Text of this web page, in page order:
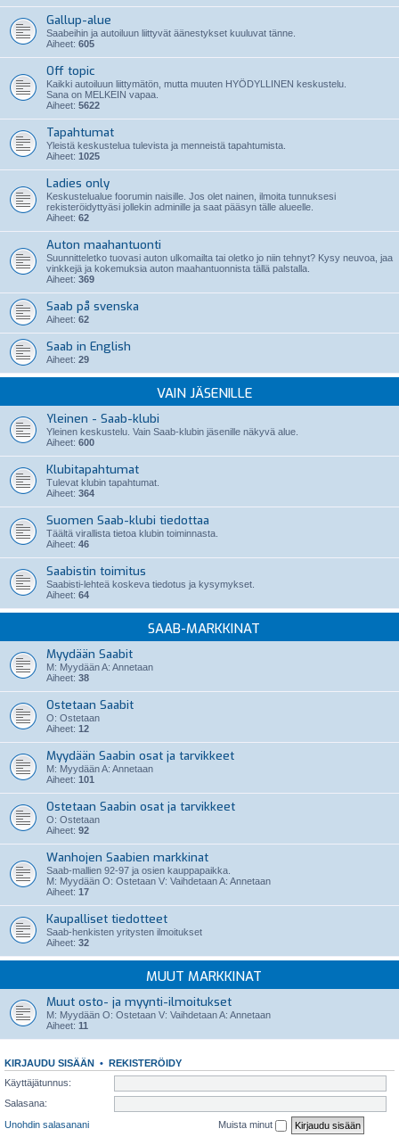
Gallup-alue
Saabeihin ja autoiluun liittyvät äänestykset kuuluvat tänne.
Aiheet: 605
Off topic
Kaikki autoiluun liittymätön, mutta muuten HYÖDYLLINEN keskustelu.
Sana on MELKEIN vapaa.
Aiheet: 5622
Tapahtumat
Yleistä keskustelua tulevista ja menneistä tapahtumista.
Aiheet: 1025
Ladies only
Keskustelualue foorumin naisille. Jos olet nainen, ilmoita tunnuksesi
rekisteröidyttyäsi jollekin adminille ja saat pääsyn tälle alueelle.
Aiheet: 62
Auton maahantuonti
Suunnitteletko tuovasi auton ulkomailta tai oletko jo niin tehnyt? Kysy neuvoa, jaa
vinkkejä ja kokemuksia auton maahantuonnista tällä palstalla.
Aiheet: 369
Saab på svenska
Aiheet: 62
Saab in English
Aiheet: 29
VAIN JÄSENILLE
Yleinen - Saab-klubi
Yleinen keskustelu. Vain Saab-klubin jäsenille näkyvä alue.
Aiheet: 600
Klubitapahtumat
Tulevat klubin tapahtumat.
Aiheet: 364
Suomen Saab-klubi tiedottaa
Täältä virallista tietoa klubin toiminnasta.
Aiheet: 46
Saabistin toimitus
Saabisti-lehteä koskeva tiedotus ja kysymykset.
Aiheet: 64
SAAB-MARKKINAT
Myydään Saabit
M: Myydään A: Annetaan
Aiheet: 38
Ostetaan Saabit
O: Ostetaan
Aiheet: 12
Myydään Saabin osat ja tarvikkeet
M: Myydään A: Annetaan
Aiheet: 101
Ostetaan Saabin osat ja tarvikkeet
O: Ostetaan
Aiheet: 92
Wanhojen Saabien markkinat
Saab-mallien 92-97 ja osien kauppapaikka.
M: Myydään O: Ostetaan V: Vaihdetaan A: Annetaan
Aiheet: 17
Kaupalliset tiedotteet
Saab-henkisten yritysten ilmoitukset
Aiheet: 32
MUUT MARKKINAT
Muut osto- ja myynti-ilmoitukset
M: Myydään O: Ostetaan V: Vaihdetaan A: Annetaan
Aiheet: 11
KIRJAUDU SISÄÄN • REKISTERÖIDY
Käyttäjätunnus:
Salasana:
Unohdin salasanani
Muista minut